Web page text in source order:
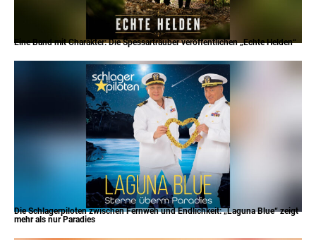
Eine Band mit Charakter: Die Spessarträuber veröffentlichen „Echte Helden“
Die Schlagerpiloten zwischen Fernweh und Endlichkeit: „Laguna Blue“ zeigt
mehr als nur Paradies